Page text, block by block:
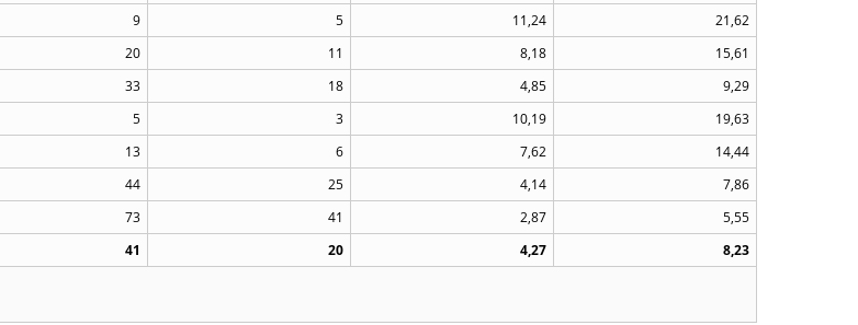
9 5 11,24
21,62
20 11 8,18
15,61
33 18 4,85
9,29
5 3 10,19
19,63
13 6 7,62
14,44
44 25 4,14
7,86
73 41 2,87
5,55
41 20 4,27
8,23